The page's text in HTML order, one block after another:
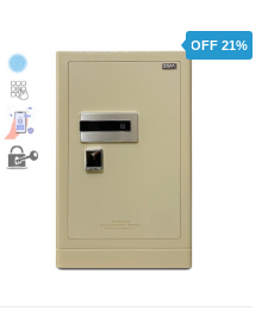
60 tháng
Giá: 6,490,000 đ
GIỎ HÀNG